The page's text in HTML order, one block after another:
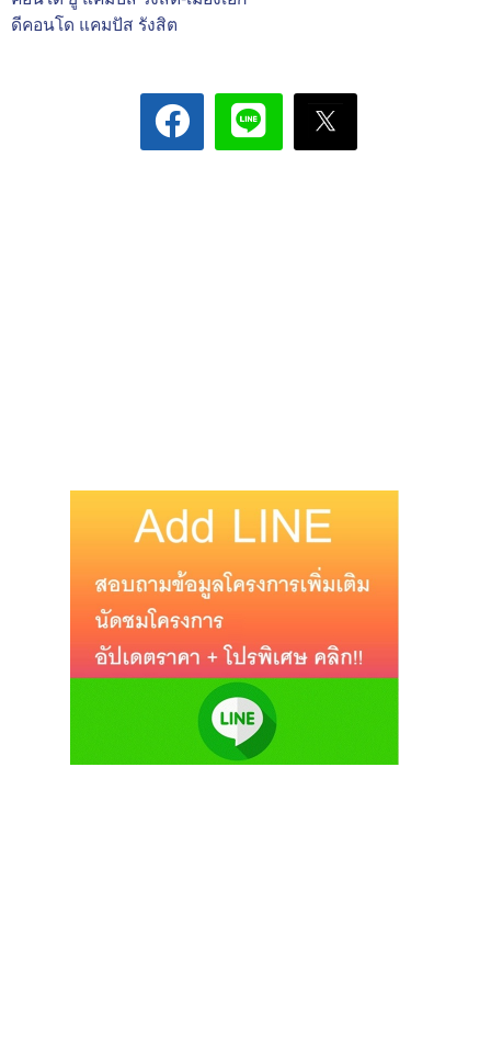
ดีคอนโด แคมปัส รังสิต